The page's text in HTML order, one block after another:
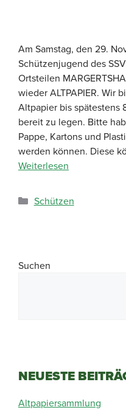
Am Samstag, den 29.
Schützenjugend des
Ortsteilen
wieder ALTPAPIER. Wir
Altpapier bis spätestens
bereit zu legen. Bitte
Pappe, Kartons und
werden können. Diese
Weiterlesen
Schützen
Suchen
NEUESTE
Altpapiersammlung